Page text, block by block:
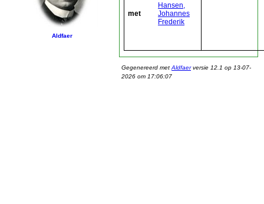
Aldfaer
met
Hansen,
Johannes
Frederik
Gegenereerd met Aldfaerversie 12.1 op 13-07-
2026 om 17:06:07